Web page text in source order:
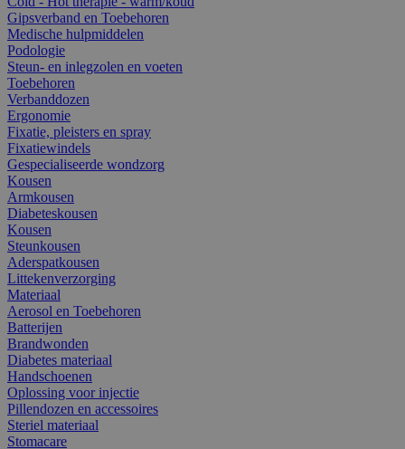
Gipsverband en Toebehoren
Medische hulpmiddelen
Podologie
Steun- en inlegzolen en voeten
Toebehoren
Verbanddozen
Ergonomie
Fixatie, pleisters en spray
Fixatiewindels
Gespecialiseerde wondzorg
Kousen
Armkousen
Diabeteskousen
Kousen
Steunkousen
Aderspatkousen
Littekenverzorging
Materiaal
Aerosol en Toebehoren
Batterijen
Brandwonden
Diabetes materiaal
Handschoenen
Oplossing voor injectie
Pillendozen en accessoires
Steriel materiaal
Stomacare